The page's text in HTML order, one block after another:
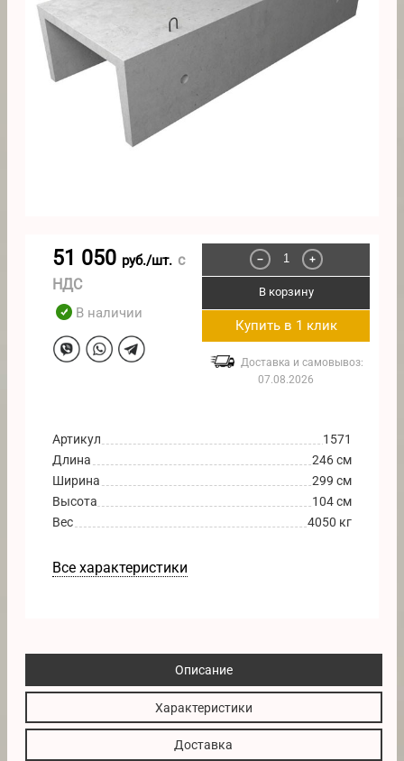
51 050 руб./шт. с
НДС
В наличии
− +
В корзину
Купить в 1 клик
Доставка и самовывоз:
07.08.2026
Артикул
1571
Длина
246 см
Ширина
299 см
Высота
104 см
Вес
4050 кг
Все характеристики
Описание
Характеристики
Доставка